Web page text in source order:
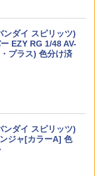
デル)
78-2 ガンダム Ve
ス〕（250208予
ス〕（250208予
ス 3点スリング ブ
ひも 背負い紐 タク
5.56mm小銃 ライ
スウェア Mechani
Oak モッシーオ
メカニクス グロ
ウイングType A
ールド ビッグに
トア】THE MONS
シリーズ ぬいぐ
ぶぶ ポップマー
ンダイ スピリッツ)
EZY RG 1/48 AV-
プラス) 色分け済
ンダイ スピリッツ)
ジャ[カラーA] 色